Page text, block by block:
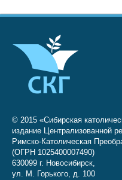
© 2015 «Сибирская
издание Централизованной
Римско-Католическая
(ОГРН 1025400007490)
630099 г. Новосибирск,
ул. М. Горького, д. 100